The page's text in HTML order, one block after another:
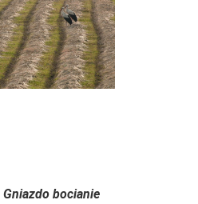
Gniazdo bocianie